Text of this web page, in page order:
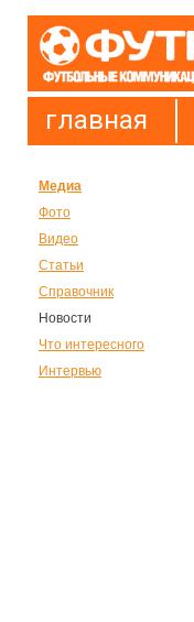
главная
Медиа
Фото
Видео
Статьи
Справочник
Новости
Что интересного
Интервью